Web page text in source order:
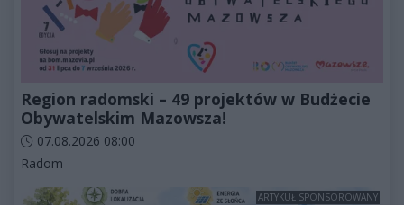
Region radomski – 49 projektów w Budżecie
Obywatelskim Mazowsza!
Data dodania artykułu:
07.08.2026 08:00
Kategorie artykułu:
Radom
ARTYKUŁ SPONSOROWANY